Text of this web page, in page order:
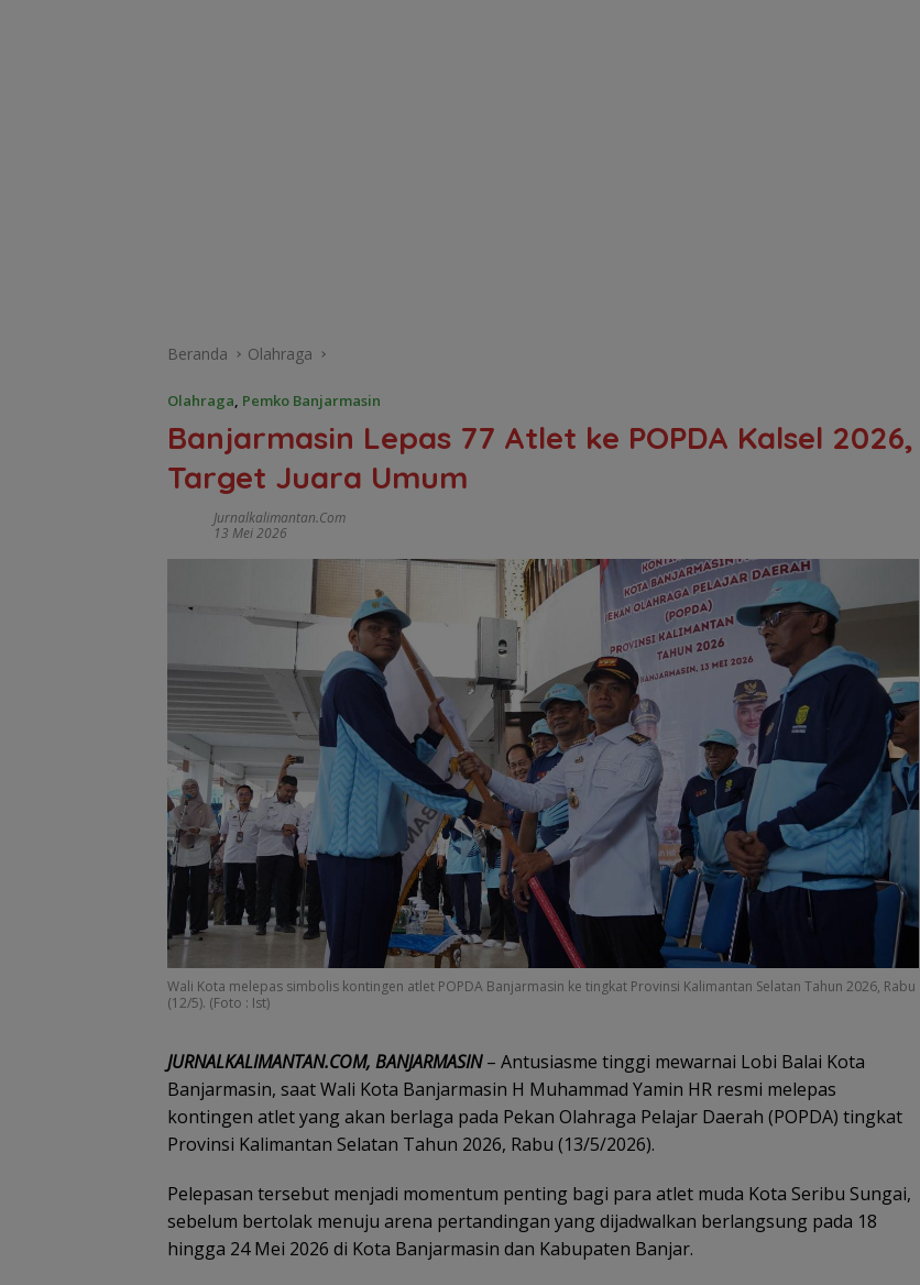
Beranda Olahraga
Olahraga, Pemko Banjarmasin
Banjarmasin Lepas 77 Atlet ke POPDA Kalsel 2026,
Target Juara Umum
Jurnalkalimantan.com
13 Mei 2026
Wali Kota melepas simbolis kontingen atlet POPDA Banjarmasin ke tingkat Provinsi Kalimantan Selatan Tahun 2026, Rabu
(12/5). (Foto : Ist)
JURNALKALIMANTAN.COM, BANJARMASIN– Antusiasme tinggi mewarnai Lobi Balai Kota
Banjarmasin, saat Wali Kota Banjarmasin H Muhammad Yamin HR resmi melepas
kontingen atlet yang akan berlaga pada Pekan Olahraga Pelajar Daerah (POPDA) tingkat
Provinsi Kalimantan Selatan Tahun 2026, Rabu (13/5/2026).
Pelepasan tersebut menjadi momentum penting bagi para atlet muda Kota Seribu Sungai,
sebelum bertolak menuju arena pertandingan yang dijadwalkan berlangsung pada 18
hingga 24 Mei 2026 di Kota Banjarmasin dan Kabupaten Banjar.